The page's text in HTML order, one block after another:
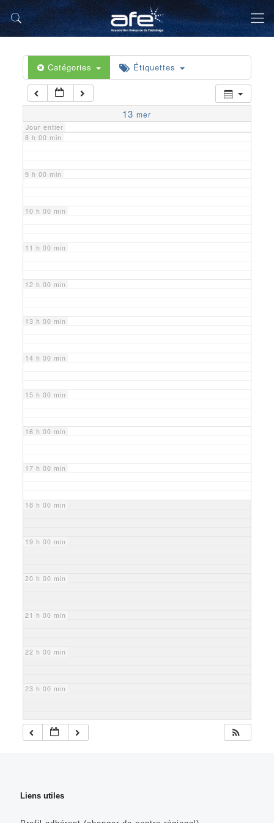
Catégories Étiquettes
13 mer
Jour entier
5 h 00 min
6 h 00 min
7 h 00 min
8 h 00 min
9 h 00 min
10 h 00 min
11 h 00 min
12 h 00 min
13 h 00 min
14 h 00 min
15 h 00 min
16 h 00 min
17 h 00 min
18 h 00 min
19 h 00 min
20 h 00 min
21 h 00 min
22 h 00 min
23 h 00 min
Liens utiles